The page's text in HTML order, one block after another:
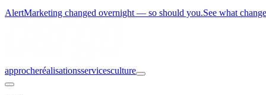
AlertMarketing changed overnight — so should you.See what
approcheréalisationsservicesculture